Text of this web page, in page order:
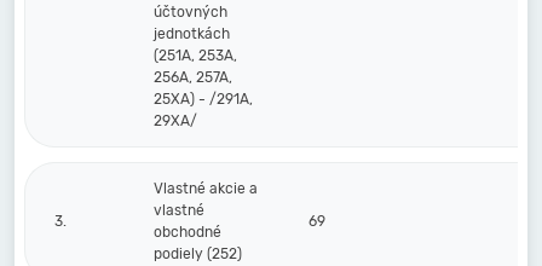
účtovných
jednotkách
(251A, 253A,
256A, 257A,
25XA) - /291A,
29XA/
3.
Vlastné akcie a
vlastné
obchodné
podiely (252)
69